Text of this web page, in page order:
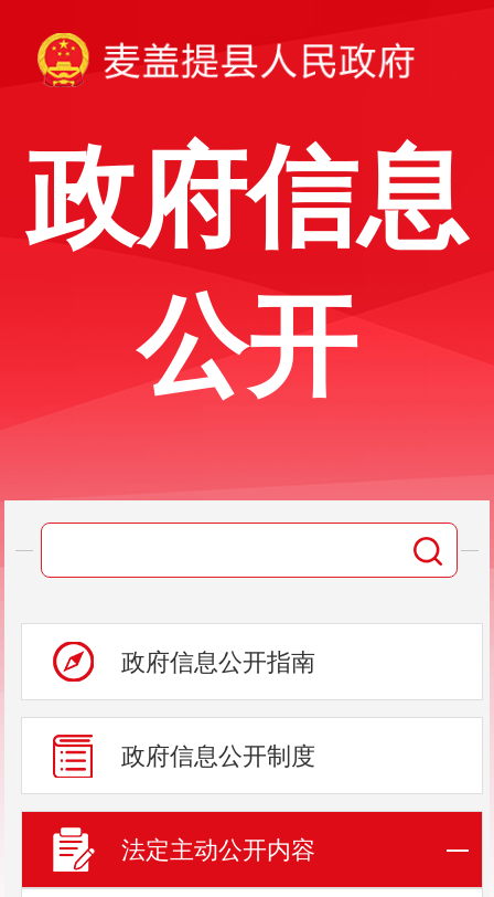
政府信息
公开
政府信息公开指南
政府信息公开制度
法定主动公开内容